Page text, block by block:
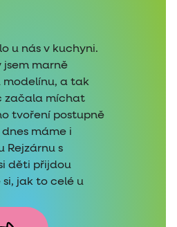
u nás v kuchyni.
jsem marně
modelínu, a tak
začala míchat
tvoření postupně
máme i
Rejzárnu s
děti přijdou
jak to celé u